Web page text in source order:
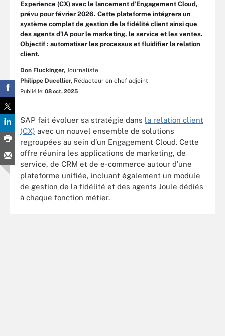
Experience (CX) avec le lancement d’Engagement Cloud,
prévu pour février 2026. Cette plateforme intégrera un
système complet de gestion de la fidélité client ainsi que
des agents d’IA pour le marketing, le service et les ventes.
Objectif : automatiser les processus et fluidifier la relation
client.
Don Fluckinger, Journaliste
Philippe Ducellier, Rédacteur en chef adjoint
Publié le: 08 oct. 2025
SAP fait évoluer sa stratégie dans la relation client
(CX) avec un nouvel ensemble de solutions
regroupées au sein d’un Engagement Cloud. Cette
offre réunira les applications de marketing, de
service, de CRM et de e-commerce autour d’une
plateforme unifiée, incluant également un module
de gestion de la fidélité et des agents Joule dédiés
à chaque fonction métier.